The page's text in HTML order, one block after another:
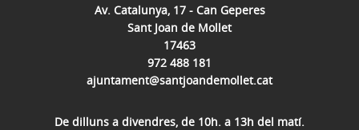
Av. Catalunya, 17 - Can Geperes
Sant Joan de Mollet
17463
972 488 181
ajuntament@santjoandemollet.cat
De dilluns a divendres, de 10h. a 13h del matí.